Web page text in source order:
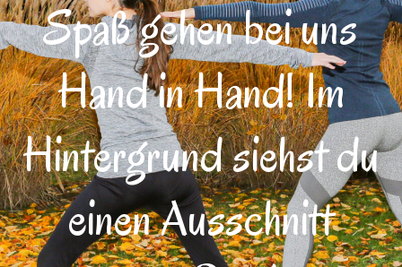
Spaß gehen bei uns
Hand in Hand! Im
Hintergrund siehst du
einen Ausschnitt